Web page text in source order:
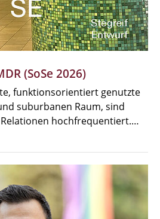
(SoSe 2026)
funktionsorientiert genutzte
suburbanen Raum, sind
hochfrequentiert.…